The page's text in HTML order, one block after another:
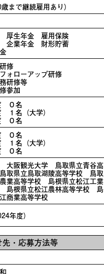
まで継続雇用あり）
厚生年金 雇用保険
企業年金 財形貯蓄
修
ォローアップ研修
研修等
参加
０名
１名（大学）
０名
０名
１名（大学）
０名
大阪観光大学 鳥取県立青谷高
取県立鳥取湖陵高等学校 鳥取
業高等学校 島根県立松江工業
島根県立松江農林高等学校 島
商業高等学校
年度）
・応募方法等